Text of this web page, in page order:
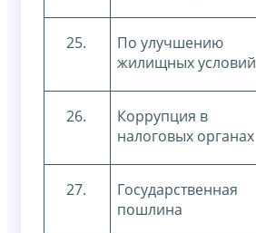
25.
По улучшению
жилищных условий
26.
Коррупция в
налоговых органах
27.
Государственная
пошлина